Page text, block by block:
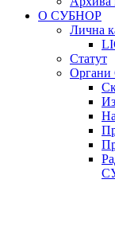
О СУБНОР
Лична
Статут